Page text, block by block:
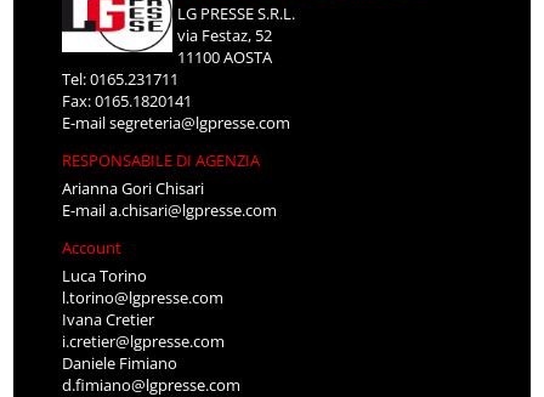
LG PRESSE S.R.L.
via Festaz, 52
11100 AOSTA
Tel: 0165.231711
Fax: 0165.1820141
E-mailsegreteria@lgpresse.com
RESPONSABILE DI AGENZIA
Arianna Gori Chisari
E-maila.chisari@lgpresse.com
Account
Luca Torino
l.torino@lgpresse.com
Ivana Cretier
i.cretier@lgpresse.com
Daniele Fimiano
d.fimiano@lgpresse.com